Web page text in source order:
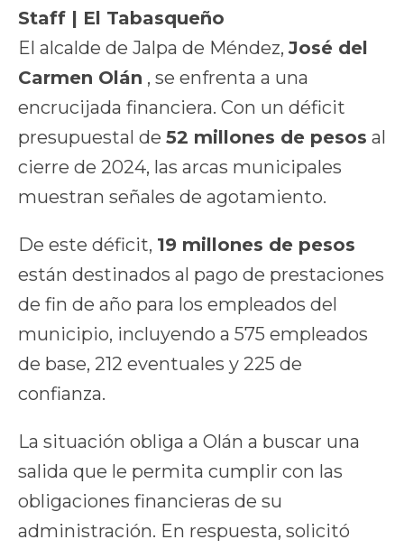
Staff | El Tabasqueño
El alcalde de Jalpa de Méndez, José del
Carmen Olán , se enfrenta a una
encrucijada financiera. Con un déficit
presupuestal de 52 millones de pesos al
cierre de 2024, las arcas municipales
muestran señales de agotamiento.
De este déficit, 19 millones de pesos
están destinados al pago de prestaciones
de fin de año para los empleados del
municipio, incluyendo a 575 empleados
de base, 212 eventuales y 225 de
confianza.
La situación obliga a Olán a buscar una
salida que le permita cumplir con las
obligaciones financieras de su
administración. En respuesta, solicitó